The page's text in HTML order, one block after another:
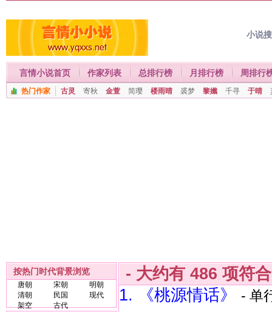
小说
言情小说首页 作家列表 总排行榜 月排行榜 周排行
热门作家 古灵 寄秋 金萱 简璎 楼雨晴 裘梦 黎孅 千寻 于晴
按热门时代背景浏览
唐朝 宋朝
明朝
清朝
民国
现代
架空
古代
- 大约有 486 项符
1. 《桃源情话》
- 单